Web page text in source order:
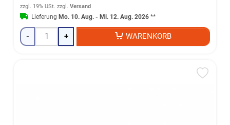
zzgl. 19% USt. zzgl.Versand
Lieferung Mo. 10. Aug. - Mi. 12. Aug. 2026 **
- + WARENKORB